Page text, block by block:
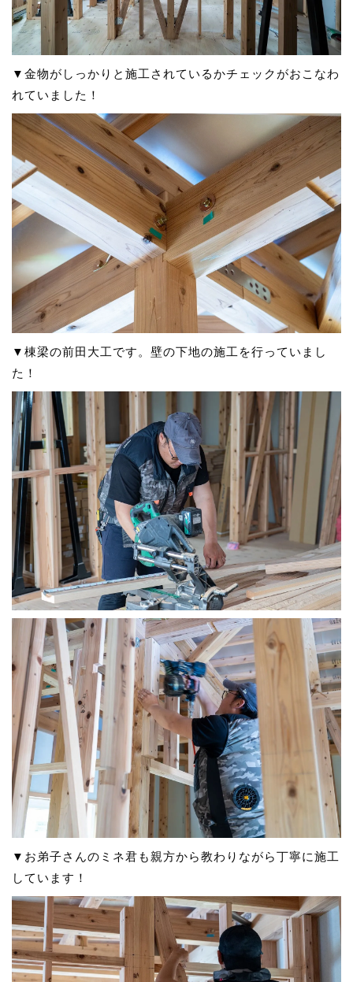
▼金物がしっかりと施工されているかチェックがおこなわ
れていました！
▼棟梁の前田大工です。壁の下地の施工を行っていまし
た！
▼お弟子さんのミネ君も親方から教わりながら丁寧に施工
しています！